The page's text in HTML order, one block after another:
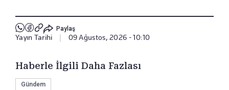
Paylaş
Yayın Tarihi 09 Ağustos, 2026 - 10:10
Haberle İlgili Daha Fazlası
Gündem